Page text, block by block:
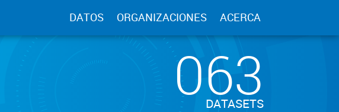
DATOS ORGANIZACIONES ACERCA
063
DATASETS